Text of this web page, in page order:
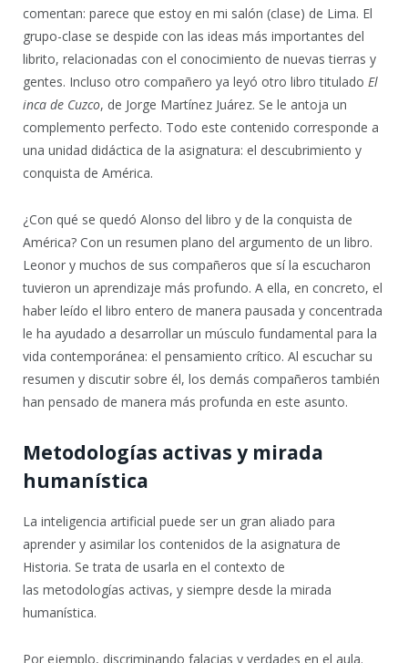
comentan: parece que estoy en mi salón (clase) de Lima. El
grupo-clase se despide con las ideas más importantes del
librito, relacionadas con el conocimiento de nuevas tierras y
gentes. Incluso otro compañero ya leyó otro libro titulado El
inca de Cuzco, de Jorge Martínez Juárez. Se le antoja un
complemento perfecto. Todo este contenido corresponde a
una unidad didáctica de la asignatura: el descubrimiento y
conquista de América.
¿Con qué se quedó Alonso del libro y de la conquista de
América? Con un resumen plano del argumento de un libro.
Leonor y muchos de sus compañeros que sí la escucharon
tuvieron un aprendizaje más profundo. A ella, en concreto, el
haber leído el libro entero de manera pausada y concentrada
le ha ayudado a desarrollar un músculo fundamental para la
vida contemporánea: el pensamiento crítico. Al escuchar su
resumen y discutir sobre él, los demás compañeros también
han pensado de manera más profunda en este asunto.
Metodologías activas y mirada
humanística
La inteligencia artificial puede ser un gran aliado para
aprender y asimilar los contenidos de la asignatura de
Historia. Se trata de usarla en el contexto de
las metodologías activas, y siempre desde la mirada
humanística.
Por ejemplo, discriminando falacias y verdades en el aula.